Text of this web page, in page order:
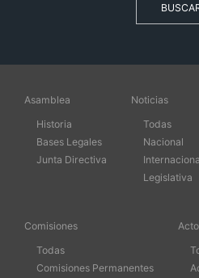
Asamblea
Historia
Bases Legales
Junta Directiva
Noticias
Todas
Nacional
Legislativa
Comisiones
Todas
Comisiones Permanentes